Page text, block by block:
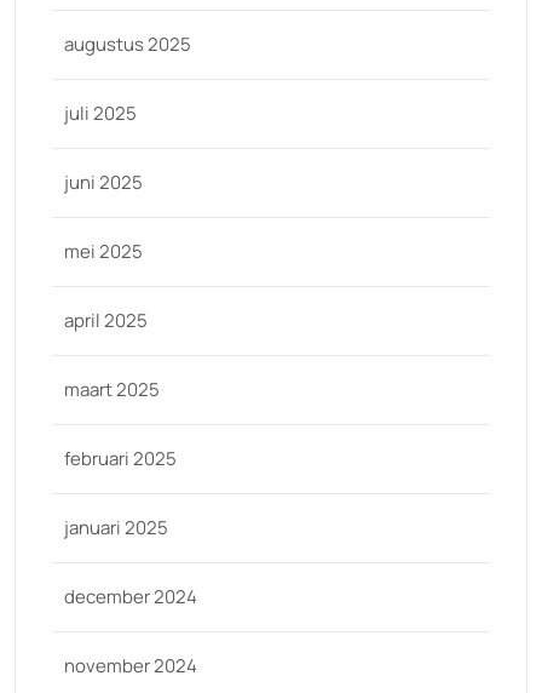
augustus 2025
juli 2025
juni 2025
mei 2025
april 2025
maart 2025
februari 2025
januari 2025
december 2024
november 2024